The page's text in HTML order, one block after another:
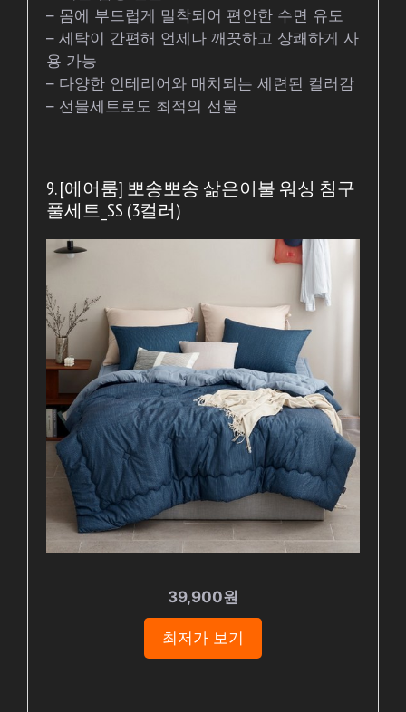
– 몸에 부드럽게 밀착되어 편안한 수면 유도
– 세탁이 간편해 언제나 깨끗하고 상쾌하게 사
용 가능
– 다양한 인테리어와 매치되는 세련된 컬러감
– 선물세트로도 최적의 선물
9. [에어룸] 뽀송뽀송 삶은이불 워싱 침구
풀세트_SS (3컬러)
39,900원
최저가 보기